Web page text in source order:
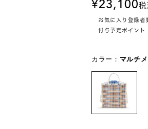
23,100税
お気に入り登録者
付与予定ポイント
カラー： マルチ